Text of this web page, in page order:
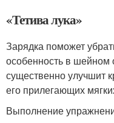
«Тетива лука»
Зарядка поможет
особенность в шейном
существенно улучшит
его прилегающих
Выполнение